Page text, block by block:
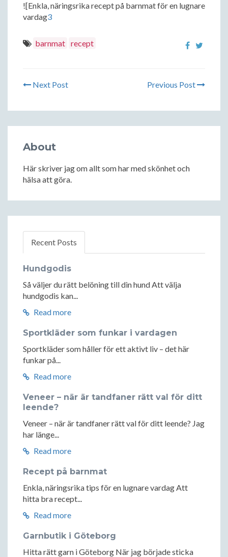
![Enkla, näringsrika recept på barnmat för en lugnare
vardag3
barnmat recept
Next Post Previous Post
About
Här skriver jag om allt som har med skönhet och
hälsa att göra.
Recent Posts
Hundgodis
Så väljer du rätt belöning till din hund Att välja
hundgodis kan...
Read more
Sportkläder som funkar i vardagen
Sportkläder som håller för ett aktivt liv – det här
funkar på...
Read more
Veneer – när är tandfaner rätt val för ditt
leende?
Veneer – när är tandfaner rätt val för ditt leende? Jag
har länge...
Read more
Recept på barnmat
Enkla, näringsrika tips för en lugnare vardag Att
hitta bra recept...
Read more
Garnbutik i Göteborg
Hitta rätt garn i Göteborg När jag började sticka